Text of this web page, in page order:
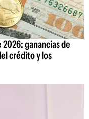
ganancias de
crédito y los